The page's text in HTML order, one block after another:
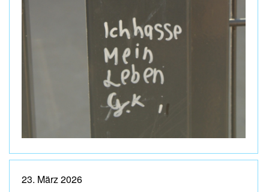
23. März 2026